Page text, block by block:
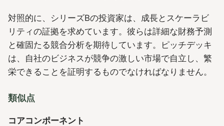
対照的に、シリーズBの投資家は、成長とスケーラビ
リティの証拠を求めています。彼らは詳細な財務予測
と確固たる競合分析を期待しています。ピッチデッキ
は、自社のビジネスが競争の激しい市場で自立し、繁
栄できることを証明するものでなければなりません。
類似点
コアコンポーネント